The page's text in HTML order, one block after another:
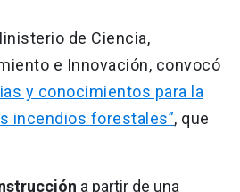
de Ciencia,
e Innovación, convocó
y conocimientos para la
incendios forestales”, que
a partir de una